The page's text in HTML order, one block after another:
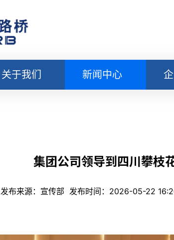
关于我们
路桥旗下
新闻中心
国家政策
集团公司领导到四川攀枝
发布来源： 宣传部 发布时间：2026-05-22